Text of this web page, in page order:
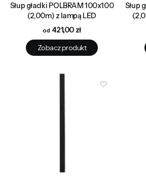
Słup gładki POLBRAM 100x100
(2,00m) z lampą LED
Cena421,00 zł
Zobacz produkt
Słup